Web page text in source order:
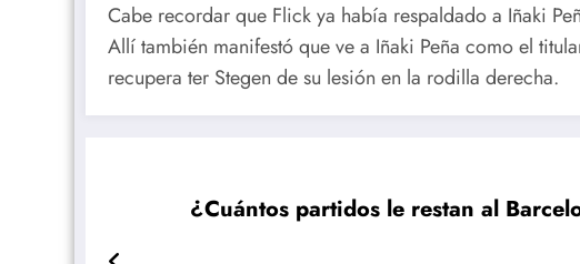
Cabe recordar que Flick ya había respaldado a Iñaki
Allí también manifestó que ve a Iñaki Peña como el
recupera ter Stegen de su lesión en la rodilla derecha.
¿Cuántos partidos le restan al